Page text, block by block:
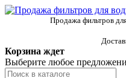
Продажа фильтров
Корзина ждет
Выберите любое